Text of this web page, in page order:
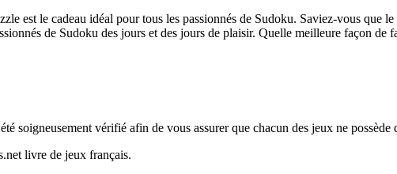
est le cadeau idéal pour tous les passionnés de Sudoku. Saviez-vous que
de Sudoku des jours et des jours de plaisir. Quelle meilleure façon
soigneusement vérifié afin de vous assurer que chacun des jeux ne possède
livre de jeux français.